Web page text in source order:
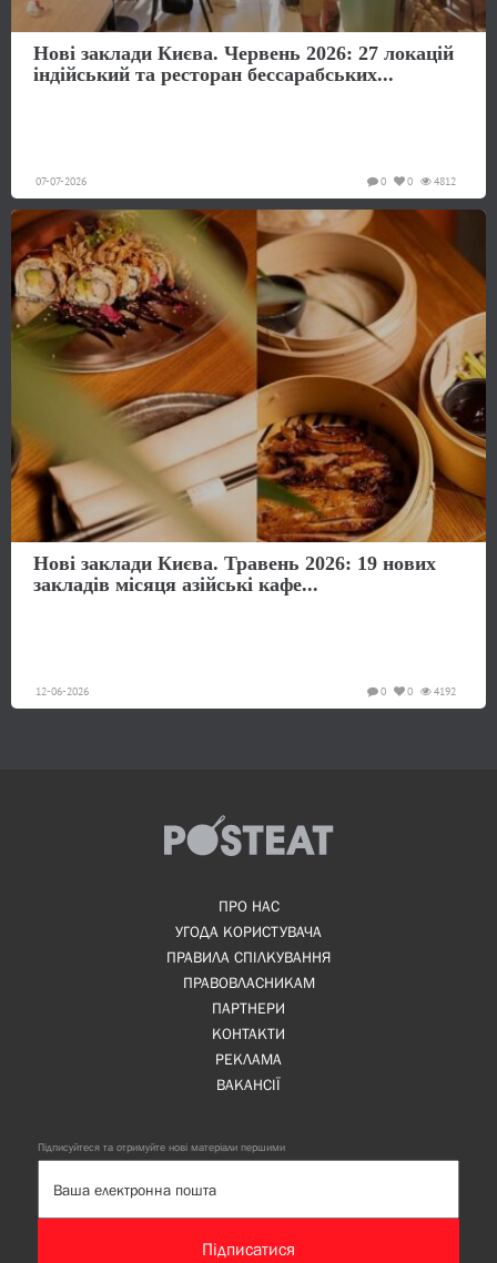
Нові заклади Києва. Червень 2026: 27 локацій
індійський та ресторан бессарабських...
07-07-2026 4812
0
0
Нові заклади Києва. Травень 2026: 19 нових
закладів місяця азійські кафе...
12-06-2026 4192
0
0
ПРО НАС
УГОДА КОРИСТУВАЧА
ПРАВИЛА СПІЛКУВАННЯ
ПРАВОВЛАСНИКАМ
ПАРТНЕРИ
КОНТАКТИ
РЕКЛАМА
ВАКАНСІЇ
Підписуйтеся та отримуйте нові матеріали першими
Підписатися